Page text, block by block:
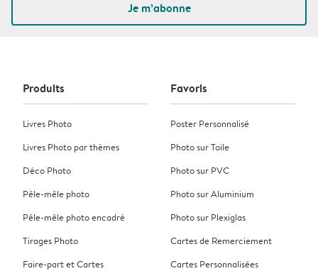
Je m’abonne
Produits
Livres Photo
Livres Photo par thèmes
Déco Photo
Pêle-mêle photo
Pêle-mêle photo encadré
Tirages Photo
Faire-part et Cartes
Favoris
Poster Personnalisé
Photo sur Toile
Photo sur PVC
Photo sur Aluminium
Photo sur Plexiglas
Cartes de Remerciement
Cartes Personnalisées